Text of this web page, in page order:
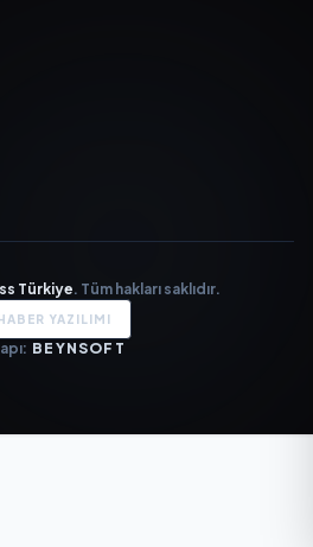
Türkiye. Tüm hakları saklıdır.
YAZILIMI
BEYNSOFT